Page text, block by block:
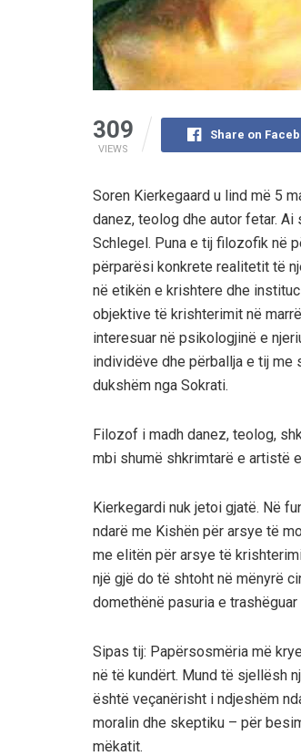
309
VIEWS
Share on
Soren Kierkegaard u lind më 5
danez, teolog dhe autor fetar.
Schlegel. Puna e tij filozofik në
përparësi konkrete realitetit të
në etikën e krishtere dhe
objektive të krishterimit në
interesuar në psikologjinë e
individëve dhe përballja e tij me
dukshëm nga Sokrati.
Filozof i madh danez, teolog,
mbi shumë shkrimtarë e artistë
Kierkegardi nuk jetoi gjatë. Në
ndarë me Kishën për arsye të
me elitën për arsye të
një gjë do të shtoht në mënyrë
domethënë pasuria e trashëguar
Sipas tij: Papërsosmëria më
në të kundërt. Mund të sjellësh
është veçanërisht i ndjeshëm
moralin dhe skeptiku – për
mëkatit.